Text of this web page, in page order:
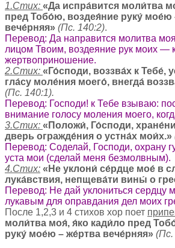
1.Стих: «Да испра́вится моли́тва
пред Тобо́ю, воздея́ние руку́ мое́ю
вече́рняя» (Пс. 140:2).
Перевод: Да направится молитва
лицом Твоим, воздеяние рук моих —
жертвоприношение.
2.Стих: «Го́споди, воззва́х к
гла́су моле́ния моего́, внегда́
(Пс. 140:1).
Перевод: Господи! к Тебе взываю:
внимание голосу моления моего,
3.Стих: «Положи́, Го́споди,
дверь огражде́ния о устна́х мои́х.»
Перевод: Соделай, Господи, охрану
уста мои (сделай меня безмолвным).
4.Стих: «Не уклони́ се́рдце мое́ в
лука́вствия, непщева́ти вины́ о
Перевод: Не дай уклониться сердцу
лукавым для оправдания дел моих
После 1,2,3 и 4 стихов хор поет
моли́тва моя́, я́ко кади́ло пред
руку́ мое́ю – же́ртва вече́рняя» (Пс.